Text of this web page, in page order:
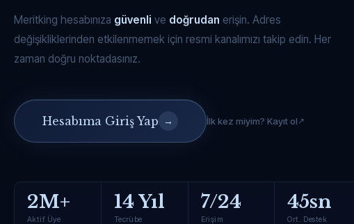
Meritking hesabınıza güvenli ve doğrudan erişin. Adres
değişikliklerinden etkilenmemek için resmi kanalımızı takip edin. Her
zaman doğru noktadasınız.
Hesabıma Giriş Yap → İlk kez miyim? Kayıt ol
2M+
Aktif Üye
14 Yıl
Tecrübe
7/24
Erişim
45sn
Ort. Destek